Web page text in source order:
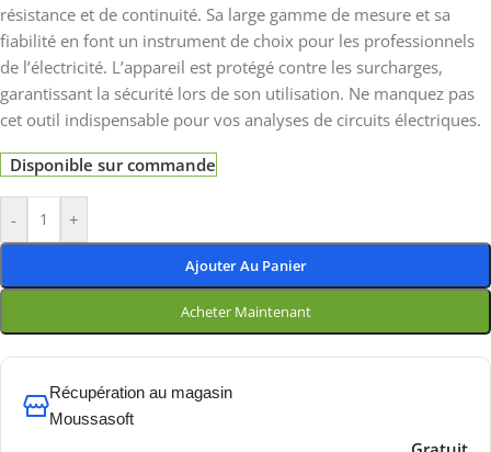
résistance et de continuité. Sa large gamme de mesure et sa
fiabilité en font un instrument de choix pour les professionnels
de l’électricité. L’appareil est protégé contre les surcharges,
garantissant la sécurité lors de son utilisation. Ne manquez pas
cet outil indispensable pour vos analyses de circuits électriques.
Disponible sur commande
- +
Ajouter Au Panier
Acheter Maintenant
Récupération au magasin
Moussasoft